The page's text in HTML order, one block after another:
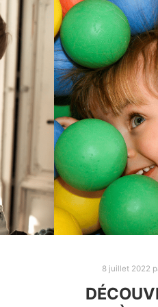
8 juillet 2022